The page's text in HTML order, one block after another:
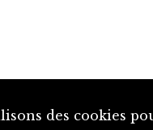
des cookies